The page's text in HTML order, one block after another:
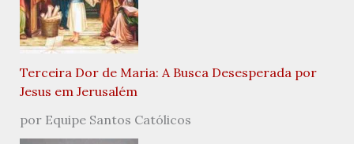
Terceira Dor de Maria: A Busca Desesperada por
Jesus em Jerusalém
por Equipe Santos Católicos